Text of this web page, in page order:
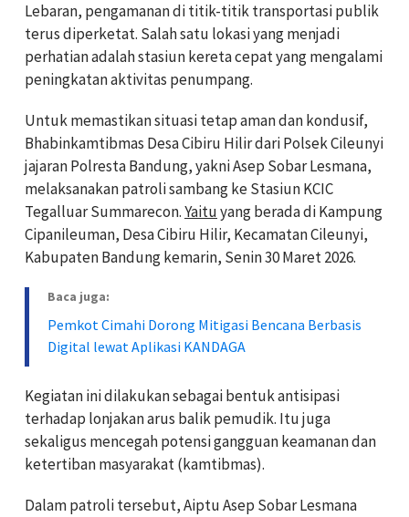
Lebaran, pengamanan di titik-titik transportasi publik
terus diperketat. Salah satu lokasi yang menjadi
perhatian adalah stasiun kereta cepat yang mengalami
peningkatan aktivitas penumpang.
Untuk memastikan situasi tetap aman dan kondusif,
Bhabinkamtibmas Desa Cibiru Hilir dari Polsek Cileunyi
jajaran Polresta Bandung, yakni Asep Sobar Lesmana,
melaksanakan patroli sambang ke Stasiun KCIC
Tegalluar Summarecon.Yaituyang berada di Kampung
Cipanileuman, Desa Cibiru Hilir, Kecamatan Cileunyi,
Kabupaten Bandung kemarin, Senin 30 Maret 2026.
Baca juga:
Pemkot Cimahi Dorong Mitigasi Bencana Berbasis
Digital lewat Aplikasi KANDAGA
Kegiatan ini dilakukan sebagai bentuk antisipasi
terhadap lonjakan arus balik pemudik. Itu juga
sekaligus mencegah potensi gangguan keamanan dan
ketertiban masyarakat (kamtibmas).
Dalam patroli tersebut, Aiptu Asep Sobar Lesmana